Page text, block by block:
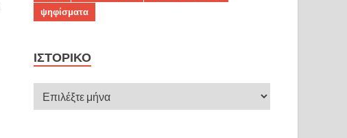
ψηφίσματα
ΙΣΤΟΡΙΚΌ